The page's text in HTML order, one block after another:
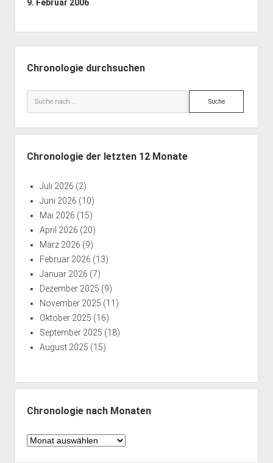
9. Februar 2006
Chronologie durchsuchen
Suche
Chronologie der letzten 12 Monate
Juli 2026 (2)
Juni 2026 (10)
Mai 2026 (15)
April 2026 (20)
März 2026 (9)
Februar 2026 (13)
Januar 2026 (7)
Dezember 2025 (9)
November 2025 (11)
Oktober 2025 (16)
September 2025 (18)
August 2025 (15)
Chronologie nach Monaten
Chronologie